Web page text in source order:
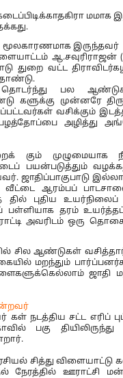
மமாக
மூலகாரணமாக
துறை வட்ட
பல
களுக்கு முன்னரே
வசிக்கும்
அழித்து
கும் முழுமையாக
பயன்படுத்தும்
ஜாதிப்பாகுபாடு
ஆரம்பப்
புதிய
தரம்
அவரிடம் ஒரு
சில ஆண்டுகள்
மறந்தும்
ஜாதி
நடத்திய சட்ட எரிப்
பகு தியிலிருந்து
சித்து விளையாட்டு
நேரத்தில் ஊராட்சி